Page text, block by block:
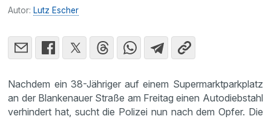
Autor: Lutz Escher
Nachdem ein 38-Jähriger auf einem Supermarktparkplatz
an der Blankenauer Straße am Freitag einen Autodiebstahl
verhindert hat, sucht die Polizei nun nach dem Opfer. Die